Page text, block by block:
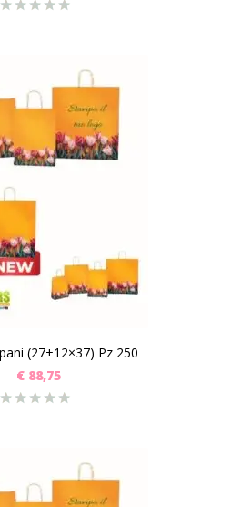
(27+12×37) Pz 250
€ 88,75